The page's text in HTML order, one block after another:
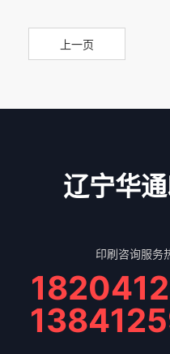
上一页
辽宁华
印刷咨询服务